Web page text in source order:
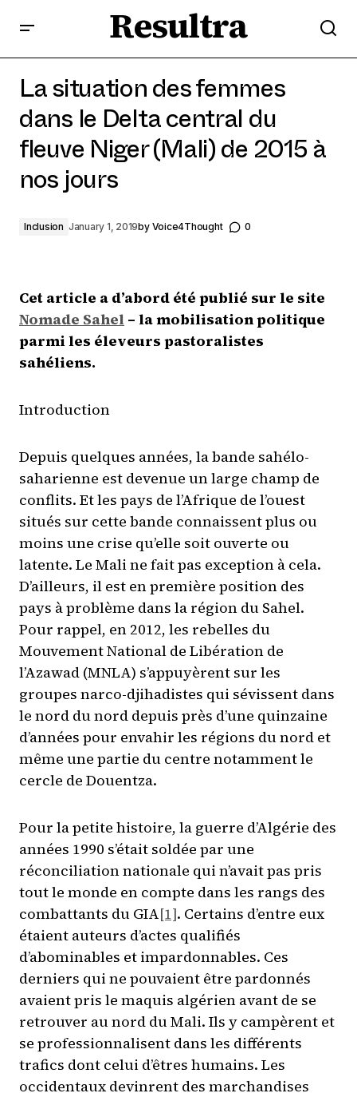
Resultra
fleuve Niger (Mali) de 2015 à nos jours
La situation des femmes
dans le Delta central du
fleuve Niger (Mali) de 2015 à
nos jours
Inclusion January 1, 2019by Voice4Thought 0
Cet article a d’abord été publié sur le site
Nomade Sahel – la mobilisation politique
parmi les éleveurs pastoralistes
sahéliens.
Introduction
Depuis quelques années, la bande sahélo-
saharienne est devenue un large champ de
conflits. Et les pays de l’Afrique de l’ouest
situés sur cette bande connaissent plus ou
moins une crise qu’elle soit ouverte ou
latente. Le Mali ne fait pas exception à cela.
D’ailleurs, il est en première position des
pays à problème dans la région du Sahel.
Pour rappel, en 2012, les rebelles du
Mouvement National de Libération de
l’Azawad (MNLA) s’appuyèrent sur les
groupes narco-djihadistes qui sévissent dans
le nord du nord depuis près d’une quinzaine
d’années pour envahir les régions du nord et
même une partie du centre notamment le
cercle de Douentza.
Pour la petite histoire, la guerre d’Algérie des
années 1990 s’était soldée par une
réconciliation nationale qui n’avait pas pris
tout le monde en compte dans les rangs des
combattants du GIA[1]. Certains d’entre eux
étaient auteurs d’actes qualifiés
d’abominables et impardonnables. Ces
derniers qui ne pouvaient être pardonnés
avaient pris le maquis algérien avant de se
retrouver au nord du Mali. Ils y campèrent et
se professionnalisent dans les différents
trafics dont celui d’êtres humains. Les
occidentaux devinrent des marchandises